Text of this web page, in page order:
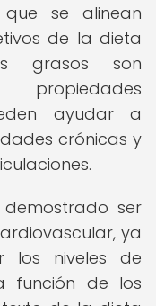
se alinean
de la dieta
grasos son
ayudar a
crónicas y
ser
ya
los niveles de
función de los